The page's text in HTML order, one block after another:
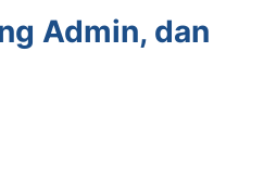
Admin, dan